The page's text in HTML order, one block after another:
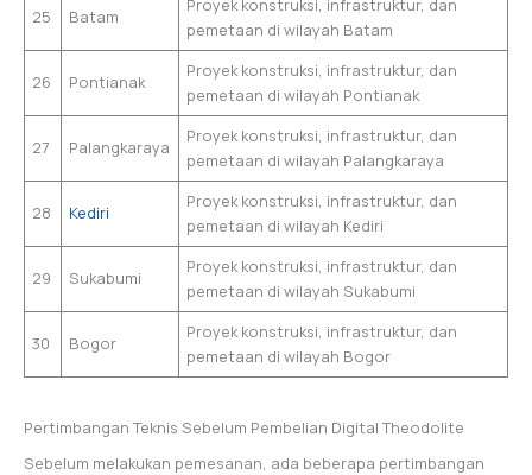
25 Batam
Proyek konstruksi, infrastruktur, dan
pemetaan di wilayah Batam
26 Pontianak
Proyek konstruksi, infrastruktur, dan
pemetaan di wilayah Pontianak
27 Palangkaraya
Proyek konstruksi, infrastruktur, dan
pemetaan di wilayah Palangkaraya
28 Kediri
Proyek konstruksi, infrastruktur, dan
pemetaan di wilayah Kediri
29 Sukabumi
Proyek konstruksi, infrastruktur, dan
pemetaan di wilayah Sukabumi
30 Bogor
Proyek konstruksi, infrastruktur, dan
pemetaan di wilayah Bogor
Pertimbangan Teknis Sebelum Pembelian Digital Theodolite
Sebelum melakukan pemesanan, ada beberapa pertimbangan